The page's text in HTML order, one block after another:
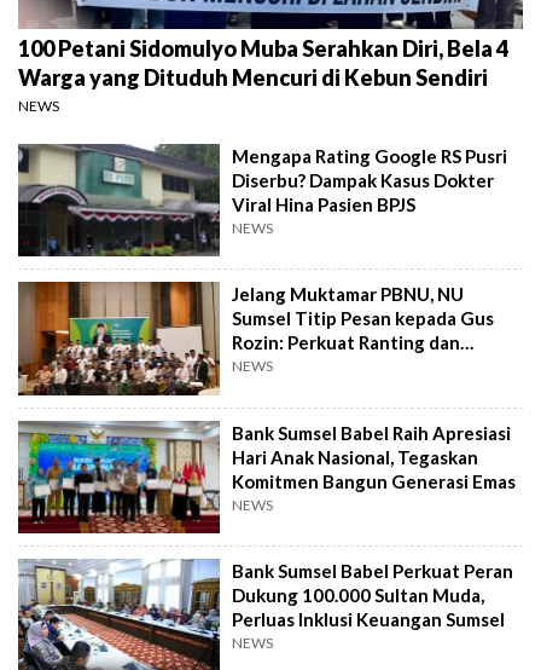
100 Petani Sidomulyo Muba Serahkan Diri, Bela 4
Warga yang Dituduh Mencuri di Kebun Sendiri
NEWS
Mengapa Rating Google RS Pusri
Diserbu? Dampak Kasus Dokter
Viral Hina Pasien BPJS
NEWS
Jelang Muktamar PBNU, NU
Sumsel Titip Pesan kepada Gus
Rozin: Perkuat Ranting dan
Pesantren
NEWS
Bank Sumsel Babel Raih Apresiasi
Hari Anak Nasional, Tegaskan
Komitmen Bangun Generasi Emas
NEWS
Bank Sumsel Babel Perkuat Peran
Dukung 100.000 Sultan Muda,
Perluas Inklusi Keuangan Sumsel
NEWS